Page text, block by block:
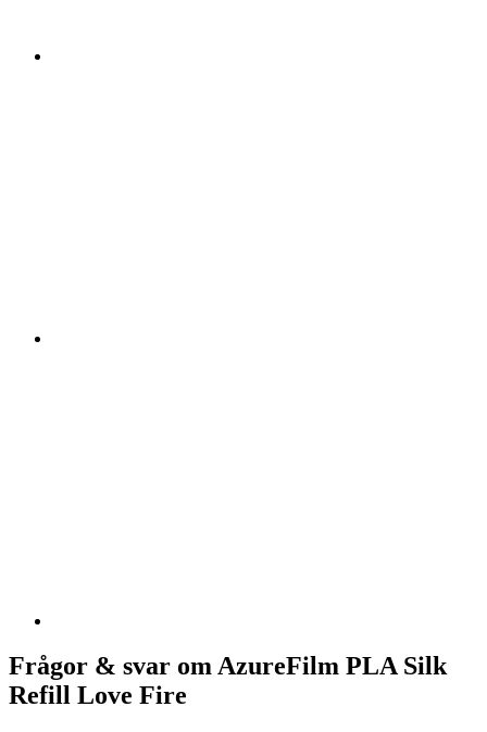
Frågor & svar om AzureFilm PLA Silk
Refill Love Fire